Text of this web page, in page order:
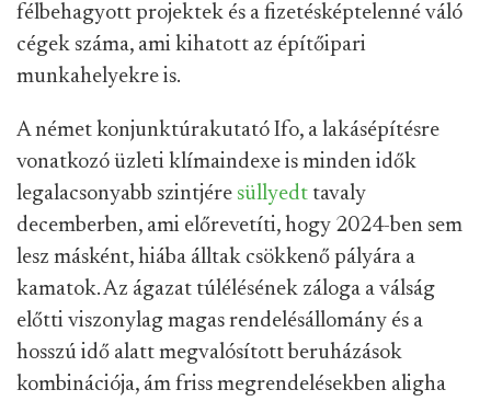
félbehagyott projektek és a fizetésképtelenné váló
cégek száma, ami kihatott az építőipari
munkahelyekre is.
A német konjunktúrakutató Ifo, a lakásépítésre
vonatkozó üzleti klímaindexe is minden idők
legalacsonyabb szintjére süllyedt tavaly
decemberben, ami előrevetíti, hogy 2024-ben sem
lesz másként, hiába álltak csökkenő pályára a
kamatok. Az ágazat túlélésének záloga a válság
előtti viszonylag magas rendelésállomány és a
hosszú idő alatt megvalósított beruházások
kombinációja, ám friss megrendelésekben aligha